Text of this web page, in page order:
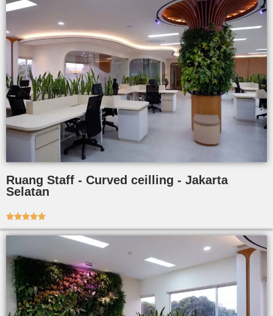
Ruang Staff - Curved ceilling - Jakarta
Selatan
